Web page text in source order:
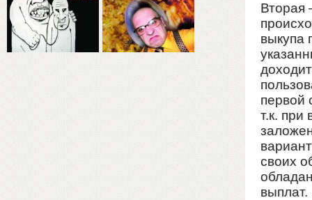
Вторая
выкупа
первой
т.к. при
своих
выплат.